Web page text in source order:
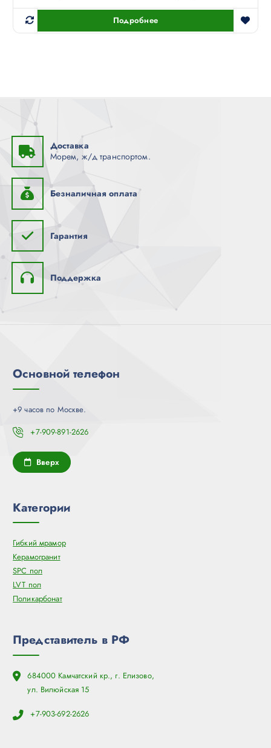
Подробнее
Доставка
Морем, ж/д транспортом.
Безналичная оплата
Гарантия
Поддержка
Основной телефон
+9 часов по Москве.
+7-909-891-2626
Вверх
Категории
Гибкий мрамор
Керамогранит
SPC пол
LVT пол
Поликарбонат
Представитель в РФ
684000 Камчатский кр., г. Елизово,
ул. Вилюйская 15
+7-903-692-2626